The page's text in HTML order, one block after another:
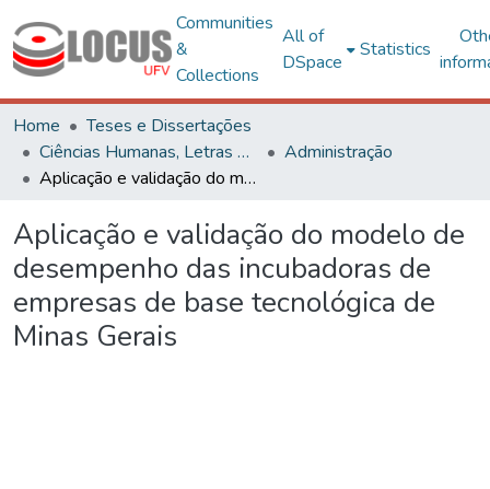
Communities
&
Collections
All of
DSpace
Statistics
Home
Teses e Dissertações
Ciências Humanas, Letras e Artes
Administração
Aplicação e validação do modelo de desempenho das incubadoras de empresas de base tecnológica de Minas Gerais
Aplicação e validação do modelo de
desempenho das incubadoras de
empresas de base tecnológica de
Minas Gerais